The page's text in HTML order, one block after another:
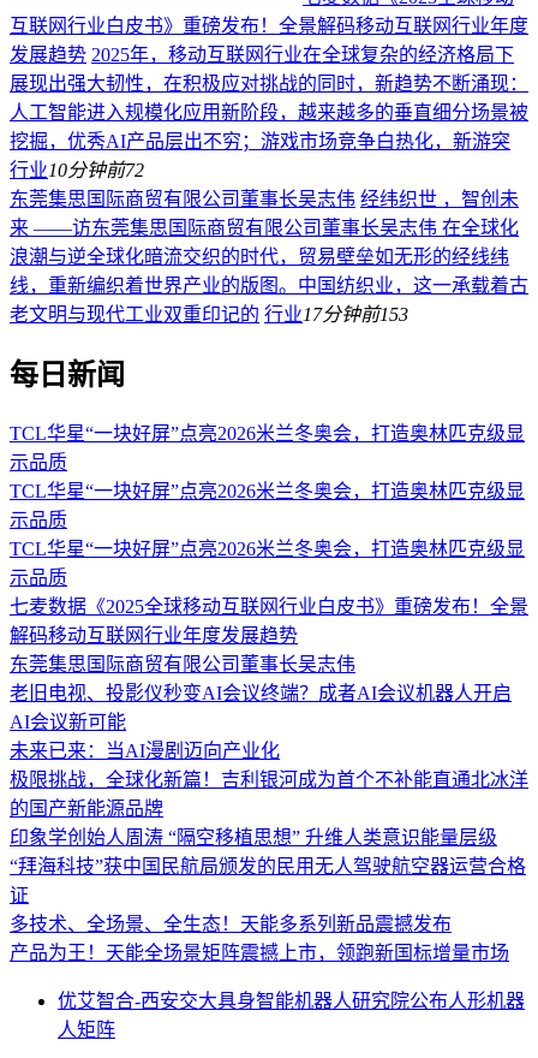
互联网行业白皮书》重磅发布！全景解码移动互联网行业年度
发展趋势 2025年，移动互联网行业在全球复杂的经济格局下
展现出强大韧性，在积极应对挑战的同时，新趋势不断涌现：
人工智能进入规模化应用新阶段，越来越多的垂直细分场景被
挖掘，优秀AI产品层出不穷；游戏市场竞争白热化，新游突
行业10分钟前72
东莞集思国际商贸有限公司董事长吴志伟 经纬织世 ，智创未
来 ——访东莞集思国际商贸有限公司董事长吴志伟 在全球化
浪潮与逆全球化暗流交织的时代，贸易壁垒如无形的经线纬
线，重新编织着世界产业的版图。中国纺织业，这一承载着古
老文明与现代工业双重印记的 行业17分钟前153
每日新闻
TCL华星“一块好屏”点亮2026米兰冬奥会，打造奥林匹克级显
示品质
TCL华星“一块好屏”点亮2026米兰冬奥会，打造奥林匹克级显
示品质
TCL华星“一块好屏”点亮2026米兰冬奥会，打造奥林匹克级显
示品质
七麦数据《2025全球移动互联网行业白皮书》重磅发布！全景
解码移动互联网行业年度发展趋势
东莞集思国际商贸有限公司董事长吴志伟
老旧电视、投影仪秒变AI会议终端？成者AI会议机器人开启
AI会议新可能
未来已来：当AI漫剧迈向产业化
极限挑战，全球化新篇！吉利银河成为首个不补能直通北冰洋
的国产新能源品牌
印象学创始人周涛 “隔空移植思想” 升维人类意识能量层级
“拜海科技”获中国民航局颁发的民用无人驾驶航空器运营合格
证
多技术、全场景、全生态！天能多系列新品震撼发布
产品为王！天能全场景矩阵震撼上市，领跑新国标增量市场
优艾智合-西安交大具身智能机器人研究院公布人形机器
人矩阵